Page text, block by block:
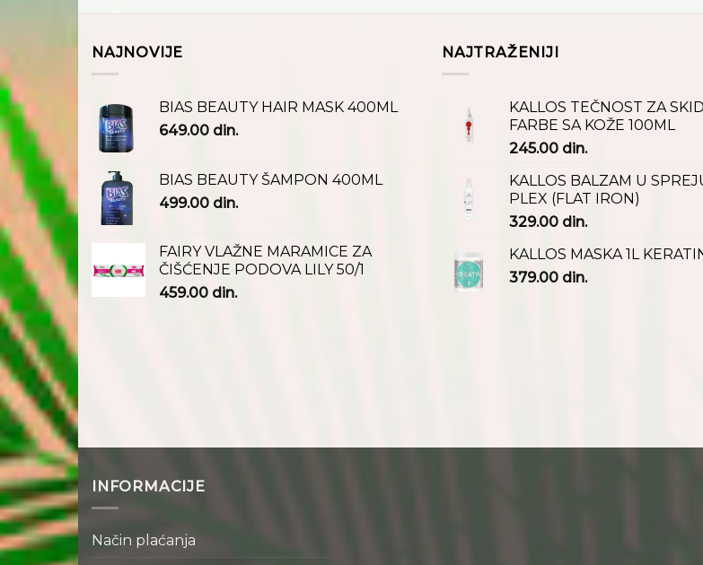
NAJNOVIJE
BIAS BEAUTY HAIR MASK 400ML
649.00 din.
BIAS BEAUTY ŠAMPON 400ML
499.00 din.
FAIRY VLAŽNE MARAMICE ZA
ČIŠĆENJE PODOVA LILY 50/1
459.00 din.
NAJTRAŽENIJI
KALLOS TEČNOST ZA
FARBE SA KOŽE 100ML
245.00 din.
KALLOS BALZAM U
PLEX (FLAT IRON)
329.00 din.
KALLOS MASKA 1L
379.00 din.
INFORMACIJE
Način plaćanja